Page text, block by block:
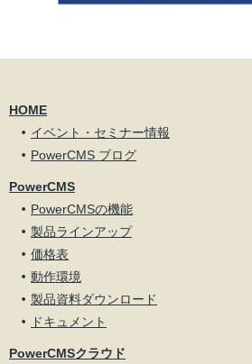
HOME
イベント・セミナー情報
PowerCMS ブログ
PowerCMS
PowerCMSの機能
製品ラインアップ
価格表
動作環境
製品資料ダウンロード
ドキュメント
PowerCMSクラウド